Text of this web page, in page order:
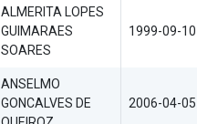
ALMERITA LOPES
GUIMARAES
SOARES
1999-09-10
ANSELMO
GONCALVES DE
2006-04-05